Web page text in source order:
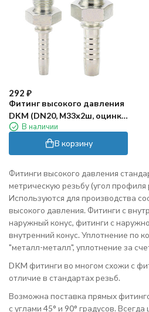
292 ₽
Фитинг высокого давления
DKM (DN20, М33х2ш, оцинк)
RobinВ наличии
В корзину
Фитинги высокого давления
метрическую резьбу (угол профиля
Используются для производства
высокого давления. Фитинги с
наружный конус, фитинги с
внутренний конус. Уплотнение по
"металл-металл", уплотнение за
DKM фитинги во многом схожи с
отличие в стандартах резьб.
Возможна поставка прямых
с углами 45° и 90° градусов.